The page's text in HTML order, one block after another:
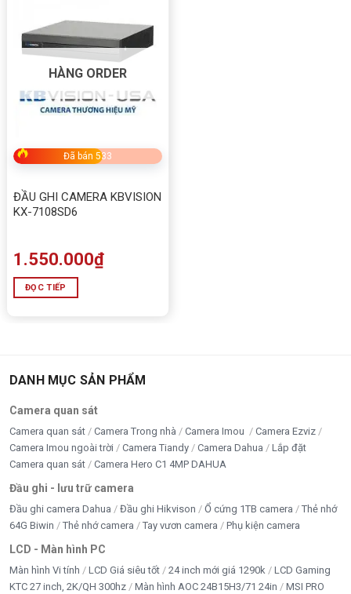
HÀNG ORDER
Đã bán 533
ĐẦU GHI CAMERA KBVISION
KX-7108SD6
1.550.000₫
ĐỌC TIẾP
DANH MỤC SẢN PHẨM
Camera quan sát
Camera quan sát Camera Trong nhà Camera Imou
Camera Ezviz
Camera Imou ngoài trời
Camera Tiandy Camera Dahua
Lắp đặt
Camera quan sát
Camera Hero C1 4MP DAHUA
Đầu ghi - lưu trữ camera
Đầu ghi camera Dahua Đầu ghi Hikvison Ổ cứng 1TB camera
Thẻ nhớ
64G Biwin
Thẻ nhớ camera Tay vươn camera Phụ kiện camera
LCD - Màn hình PC
Màn hình Vi tính LCD Giá siêu tốt 24 inch mới giá 1290k
LCD Gaming
KTC 27 inch, 2K/QH 300hz
Màn hình AOC 24B15H3/71 24in
MSI PRO